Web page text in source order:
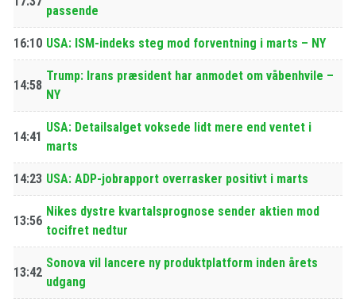
passende
16:10 USA: ISM-indeks steg mod forventning i marts – NY
14:58
Trump: Irans præsident har anmodet om våbenhvile –
NY
14:41
USA: Detailsalget voksede lidt mere end ventet i
marts
14:23 USA: ADP-jobrapport overrasker positivt i marts
13:56
Nikes dystre kvartalsprognose sender aktien mod
tocifret nedtur
13:42
Sonova vil lancere ny produktplatform inden årets
udgang